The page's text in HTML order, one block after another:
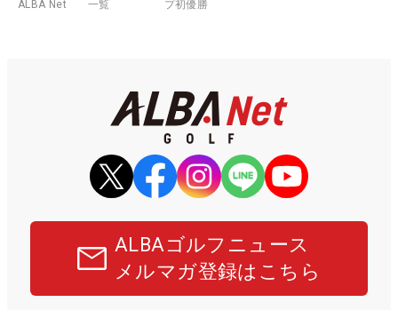
ALBA Net
一覧
プ初優勝
ALBAゴルフニュース
メルマガ登録はこちら